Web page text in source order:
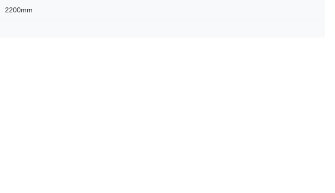
2200mm